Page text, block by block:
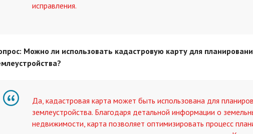
исправления.
Можно ли использовать кадастровую карту для
Да, кадастровая карта может быть использована для
землеустройства. Благодаря детальной информации о
недвижимости, карта позволяет оптимизировать процесс